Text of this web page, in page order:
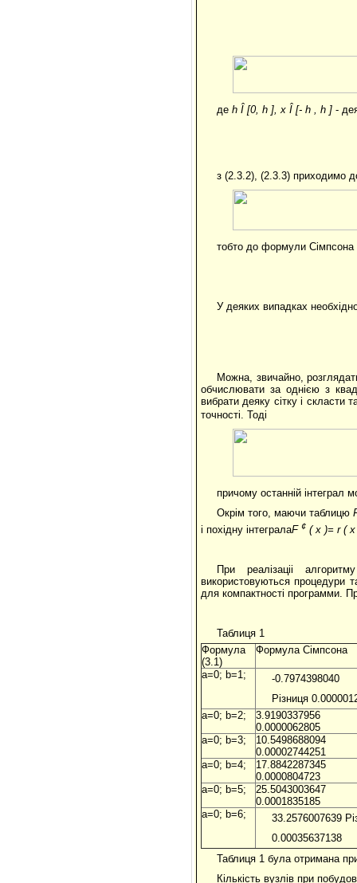
де h Î [0, h ], x Î [- h h ] -
з (2.3.2), (2.3.3) приходимо
тобто до формули
У деяких випадках
Можна, звичайно,
обчислювати за однією з
вибрати деяку сітку і скласти
точності. Тоді
причому останній
Окрім того, маючи таблицю
і похідну інтегралаF ¢ ( x )= r ( x
При реалізаціі
використовуються процедури
для компактностi программи.
Таблиця 1
Формула
(3.1)
Формула Сімпсона
a=0; b=1;
-0.7974398040
Різниця
a=0; b=2;
3.9190337956
0.0000062805
a=0; b=3;
10.5498688094
0.00002744251
a=0; b=4;
17.8842287345
0.0000804723
a=0; b=5;
25.5043003647
0.0001835185
a=0; b=6;
33.2576007639
0.00035637138
Таблиця 1 була отримана
Кількість вузлів при